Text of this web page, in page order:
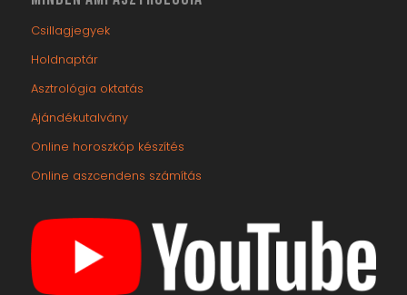
Csillagjegyek
Holdnaptár
Asztrológia oktatás
Ajándékutalvány
Online horoszkóp készítés
Online aszcendens számítás